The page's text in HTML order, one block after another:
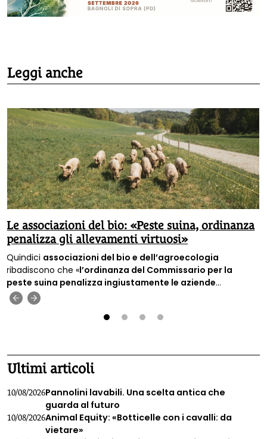
Leggi anche
Le associazioni del bio: «Peste suina, ordinanza
penalizza gli allevamenti virtuosi»
Quindici associazioni del bio e dell’agroecologia
ribadiscono che «l’ordinanza del Commissario per la
peste suina penalizza ingiustamente le aziende
estensive
rispetto delle loro esigenze e dell’ambiente.
Ultimi articoli
10/08/2026Pannolini lavabili. Una scelta antica che
guarda al futuro
10/08/2026Animal Equity: «Botticelle con i cavalli: da
vietare»